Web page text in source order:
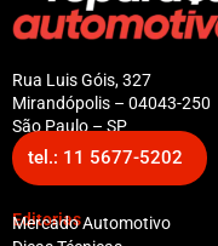
Rua Luis Góis, 327
Mirandópolis – 04043-250
São Paulo – SP
tel.: 11 5677-5202
Editorias
Mercado Automotivo